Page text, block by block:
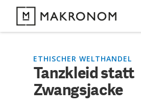
DEBATTEN
ARTIKEL
ETHISCHER WELTHANDEL
Tanzkleid statt
Zwangsjacke
KOMMENTARE ZU
Tanzkleid statt